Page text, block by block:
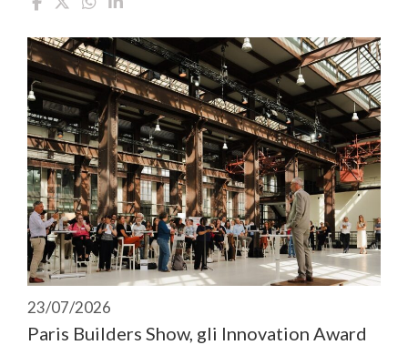
23/07/2026
Paris Builders Show, gli Innovation Award